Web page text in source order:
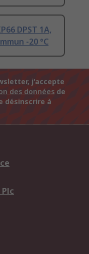
DPST 1A,
-20 °C
j'accepte
des données de
désinscrire à